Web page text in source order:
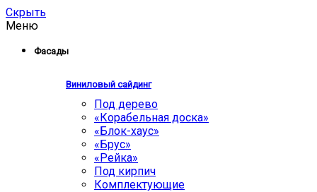
Скрыть
Меню
Фасады
Виниловый сайдинг
Под дерево
«Корабельная доска»
«Блок-хаус»
«Брус»
«Рейка»
Под кирпич
Комплектующие